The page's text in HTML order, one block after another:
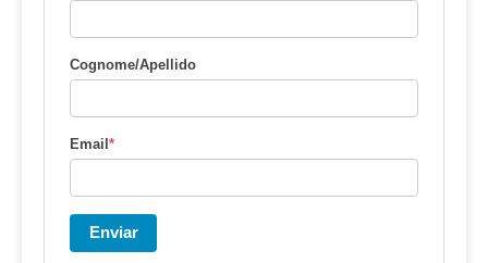
Cognome/Apellido
Email*
Enviar